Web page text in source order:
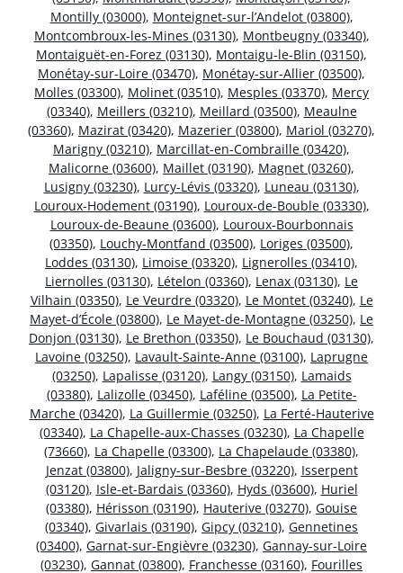
Montilly (03000), Monteignet-sur-l’Andelot (03800),
Montcombroux-les-Mines (03130), Montbeugny (03340),
Montaiguët-en-Forez (03130), Montaigu-le-Blin (03150),
Monétay-sur-Loire (03470), Monétay-sur-Allier (03500),
Molles (03300), Molinet (03510), Mesples (03370), Mercy
(03340), Meillers (03210), Meillard (03500), Meaulne
(03360), Mazirat (03420), Mazerier (03800), Mariol (03270),
Marigny (03210), Marcillat-en-Combraille (03420),
Malicorne (03600), Maillet (03190), Magnet (03260),
Lusigny (03230), Lurcy-Lévis (03320), Luneau (03130),
Louroux-Hodement (03190), Louroux-de-Bouble (03330),
Louroux-de-Beaune (03600), Louroux-Bourbonnais
(03350), Louchy-Montfand (03500), Loriges (03500),
Loddes (03130), Limoise (03320), Lignerolles (03410),
Liernolles (03130), Lételon (03360), Lenax (03130), Le
Vilhain (03350), Le Veurdre (03320), Le Montet (03240), Le
Mayet-d’École (03800), Le Mayet-de-Montagne (03250), Le
Donjon (03130), Le Brethon (03350), Le Bouchaud (03130),
Lavoine (03250), Lavault-Sainte-Anne (03100), Laprugne
(03250), Lapalisse (03120), Langy (03150), Lamaids
(03380), Lalizolle (03450), Laféline (03500), La Petite-
Marche (03420), La Guillermie (03250), La Ferté-Hauterive
(03340), La Chapelle-aux-Chasses (03230), La Chapelle
(73660), La Chapelle (03300), La Chapelaude (03380),
Jenzat (03800), Jaligny-sur-Besbre (03220), Isserpent
(03120), Isle-et-Bardais (03360), Hyds (03600), Huriel
(03380), Hérisson (03190), Hauterive (03270), Gouise
(03340), Givarlais (03190), Gipcy (03210), Gennetines
(03400), Garnat-sur-Engièvre (03230), Gannay-sur-Loire
(03230), Gannat (03800), Franchesse (03160), Fourilles